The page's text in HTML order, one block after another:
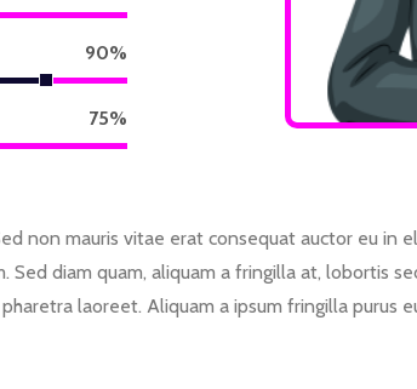
90%
75%
non mauris vitae erat consequat auctor eu in
diam quam, aliquam a fringilla at, lobortis
laoreet. Aliquam a ipsum fringilla purus